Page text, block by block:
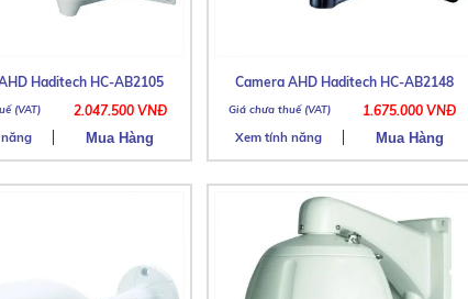
Haditech HC-AB2105
2.047.500 VNĐ
Camera AHD Haditech HC-AB2148
1.675.000 VNĐ
Xem tính năng